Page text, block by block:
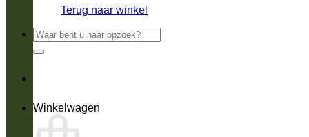
Terug naar winkel
Zoeken
naar:
Winkelwagen